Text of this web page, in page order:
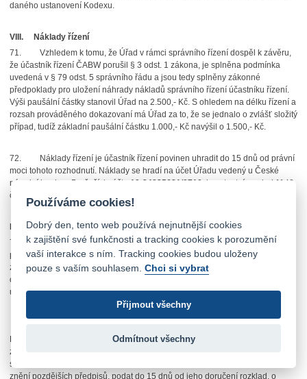
daného ustanovení Kodexu.
VIII.
Náklady řízení
71.
Vzhledem k tomu, že Úřad v rámci správního řízení dospěl k závěru,
že účastník řízení ČABW porušil § 3 odst. 1 zákona, je splněna podmínka
uvedená v § 79 odst. 5 správního řádu a jsou tedy splněny zákonné
předpoklady pro uložení náhrady nákladů správního řízení účastníku řízení.
Výši paušální částky stanovil Úřad na 2.500,- Kč. S ohledem na délku řízení a
rozsah prováděného dokazovaní má Úřad za to, že se jednalo o zvlášť složitý
případ, tudíž základní paušální částku 1.000,- Kč navýšil o 1.500,- Kč.
72.
Náklady řízení je účastník řízení povinen uhradit do 15 dnů od právní
moci tohoto rozhodnutí. Náklady se hradí na účet Úřadu vedený u České
národní banky v Brně, číslo účtu
19-24825621/0710 , konstantní symbol 1148,
číslo variabilního symbolu je 2015000569.
IX.Závěr
73.
Ze všech shora podaných důvodů Úřad konstatuje, že bylo
prokázáno spáchání správního deliktu dle zákona, spočívajícího v uzavření
zakázané dohody narušující hospodářskou soutěž a tedy v rozporu s § 3
odst. 1 zákona, a proto rozhodl v souladu s § 67 odst. 1 správního řádu, jak je
uvedeno ve výroku tohoto rozhodnutí.
můžeúčastníkřízení dle § 152 odst. 1 a odst. 4
zákona č. 500/2004 Sb., správní řád, ve znění pozdějších předpisů, ve
spojení s § 83 odst. 1 a § 85 odst. 1 zákona č. 500/2004 Sb., správní řád, ve
znění pozdějších předpisů, podat do 15 dnů od jeho doručení rozklad, o
Používáme cookies!
Dobrý den, tento web používá nejnutnější cookies
k zajištění své funkčnosti a tracking cookies k porozumění
vaší interakce s ním. Tracking cookies budou uloženy
pouze s vaším souhlasem.Chci si vybrat
Přijmout všechny
Odmítnout všechny